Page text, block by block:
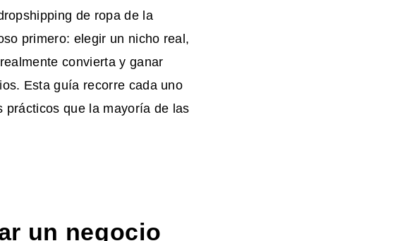
de ropa de la
primero: elegir un nicho real,
convierta y ganar
Esta guía recorre cada uno
prácticos que la mayoría de las
un negocio